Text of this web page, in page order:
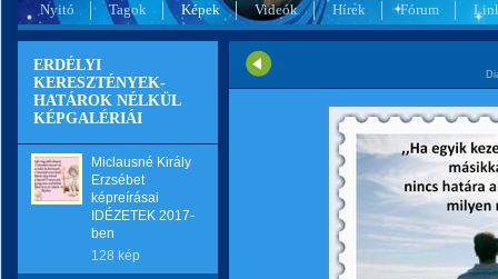
Nyitó Tagok Képek Videók Hírek Fórum
ERDÉLYI
KERESZTÉNYEK-
HATÁROK NÉLKÜL
KÉPGALÉRIÁI
Miclausné Király
Erzsébet
képreírásai
IDÉZETEK 2017-
ben
128 kép